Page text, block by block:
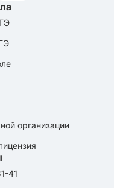
организации
41